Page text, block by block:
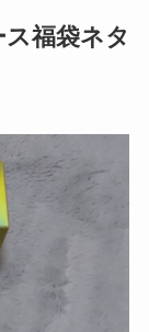
福袋ネタ